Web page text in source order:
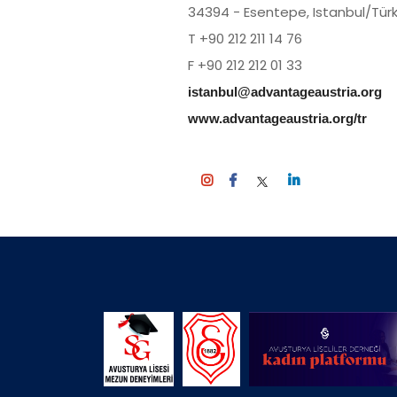
34394 - Esentepe, Istanbul/
T +90 212 211 14 76
F +90 212 212 01 33
istanbul@advantageaustria.org
www.advantageaustria.org/tr